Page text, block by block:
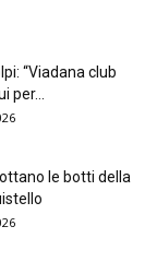
“Viadana club
per...
le botti della